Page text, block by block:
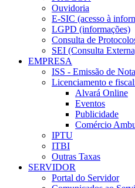
Ouvidoria
E-SIC (acesso à
LGPD (informações)
Consulta de
SEI (Consulta
EMPRESA
ISS - Emissão de
Licenciamento e
Alvará Online
Eventos
Publicidade
Comércio
IPTU
ITBI
Outras Taxas
SERVIDOR
Portal do Servidor